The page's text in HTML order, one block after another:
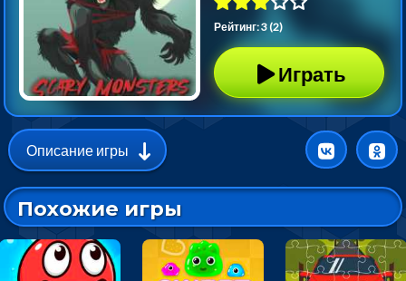
Рейтинг: 3 (2)
Играть
Описание игры
Похожие игры